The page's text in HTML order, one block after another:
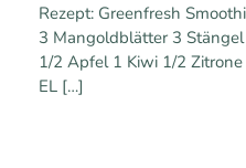
Rezept: Greenfresh
3 Mangoldblätter 3
1/2 Apfel 1 Kiwi 1/2
EL […]